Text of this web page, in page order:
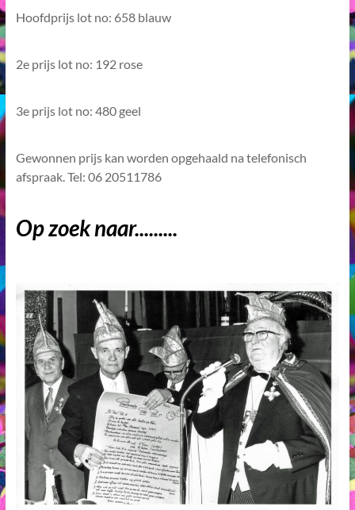
Hoofdprijs lot no: 658 blauw
2e prijs lot no: 192 rose
3e prijs lot no: 480 geel
Gewonnen prijs kan worden opgehaald na telefonisch
afspraak. Tel: 06 20511786
Op zoek naar.........